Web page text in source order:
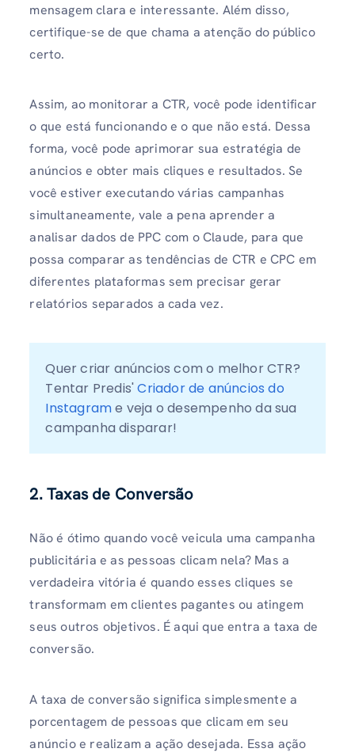
mensagem clara e interessante. Além disso,
certifique-se de que chama a atenção do público
certo.
Assim, ao monitorar a CTR, você pode identificar
o que está funcionando e o que não está. Dessa
forma, você pode aprimorar sua estratégia de
anúncios e obter mais cliques e resultados. Se
você estiver executando várias campanhas
simultaneamente, vale a pena aprender a
analisar dados de PPC com o Claude, para que
possa comparar as tendências de CTR e CPC em
diferentes plataformas sem precisar gerar
relatórios separados a cada vez.
Quer criar anúncios com o melhor CTR?
Tentar Predis' Criador de anúncios do
Instagram e veja o desempenho da sua
campanha disparar!
2. Taxas de Conversão
Não é ótimo quando você veicula uma campanha
publicitária e as pessoas clicam nela? Mas a
verdadeira vitória é quando esses cliques se
transformam em clientes pagantes ou atingem
seus outros objetivos. É aqui que entra a taxa de
conversão.
A taxa de conversão significa simplesmente a
porcentagem de pessoas que clicam em seu
anúncio e realizam a ação desejada. Essa ação